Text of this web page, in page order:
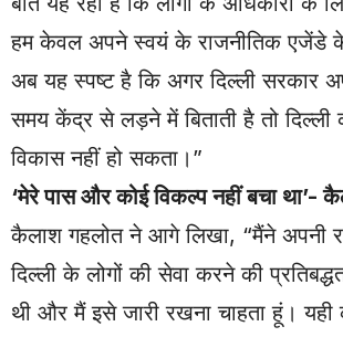
हम केवल अपने स्वयं के राजनीतिक एजेंडे
अब यह स्पष्ट है कि अगर दिल्ली सरकार
समय केंद्र से लड़ने में बिताती है तो दिल्ली
विकास नहीं हो सकता।”
‘मेरे पास और कोई विकल्प नहीं बचा था’-
कैलाश गहलोत ने आगे लिखा, “मैंने अपनी
दिल्ली के लोगों की सेवा करने की
थी और मैं इसे जारी रखना चाहता हूं।